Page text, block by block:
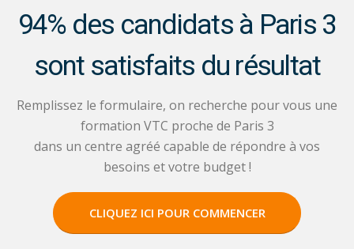
94% des candidats à Paris 3
sont satisfaits du résultat
Remplissez le formulaire, on recherche pour vous une
formation VTC proche de Paris 3
dans un centre agréé capable de répondre à vos
besoins et votre budget !
CLIQUEZ ICI POUR COMMENCER